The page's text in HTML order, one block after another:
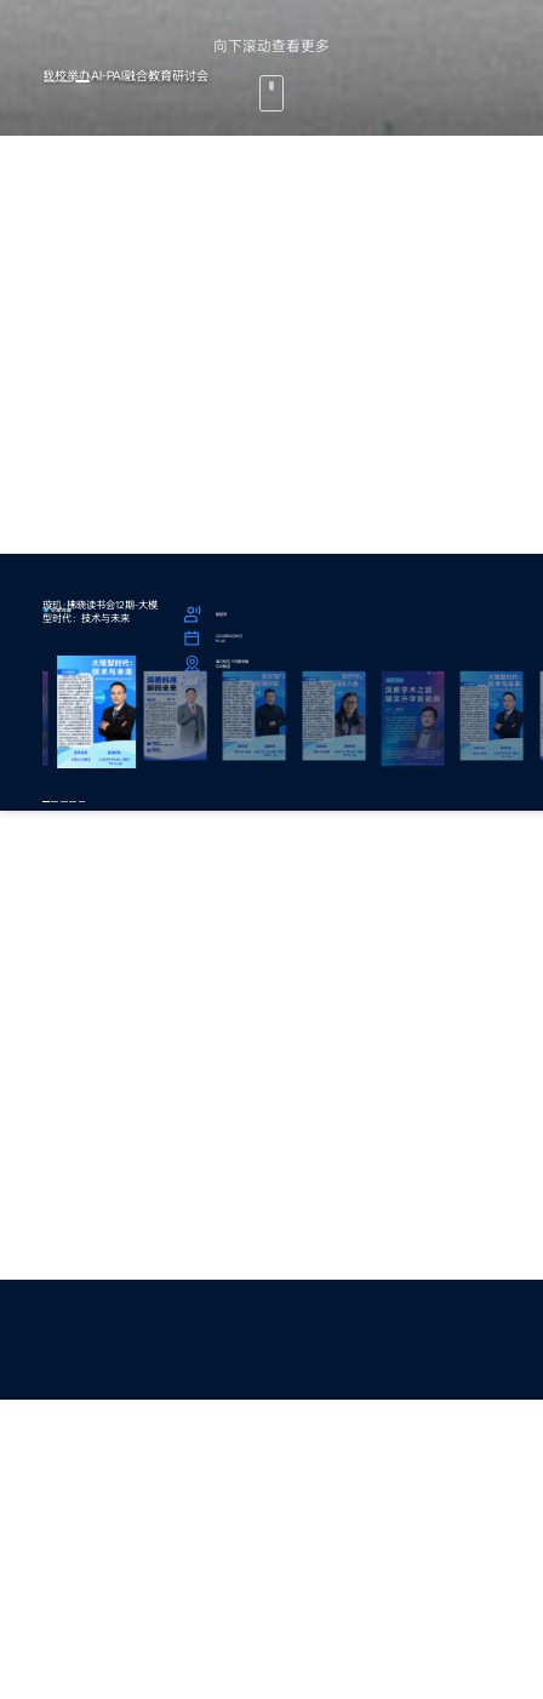
我校举办AI-PAI融合教育研讨会
向下滚动查看更多
璇玑·拂晓读书会12期-大模
型时代：技术与未来
崔超然
2026年6月18日
15:40
章丘校区 5号教学楼
326教室